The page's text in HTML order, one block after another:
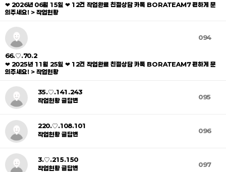
❤ 2026년 06월 15일 ❤ 12건 작업완료 친절상담 카톡 BORATEAM7 편하게 문
의주세요! > 작업현황
094
66.♡.70.2
❤ 2025년 11월 25일 ❤ 12건 작업완료 친절상담 카톡 BORATEAM7 편하게 문
의주세요! > 작업현황
095
35.♡.141.243
작업현황 글답변
096
220.♡.108.101
작업현황 글답변
097
3.♡.215.150
작업현황 글답변